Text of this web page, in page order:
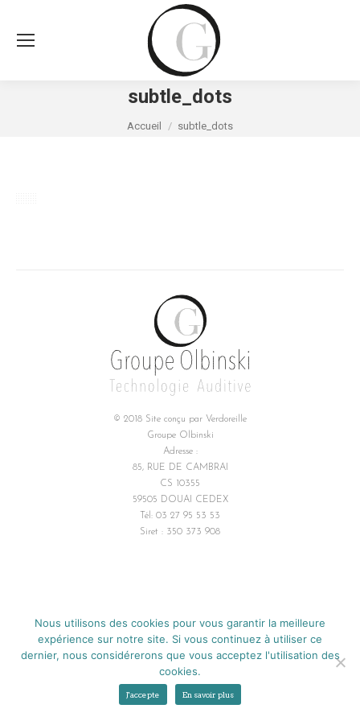
subtle_dots
Vous êtes ici :
Accueil subtle_dots
© 2018 Site conçu par Verdoreille
Groupe Olbinski
Adresse :
85, RUE DE CAMBRAI
CS 10355
59505 DOUAI CEDEX
Tél: 03 27 95 53 53
Siret : 350 373 908
Nous utilisons des cookies pour vous garantir la meilleure
expérience sur notre site. Si vous continuez à utiliser ce
dernier, nous considérerons que vous acceptez l'utilisation des
cookies.
J'accepte En savoir plus